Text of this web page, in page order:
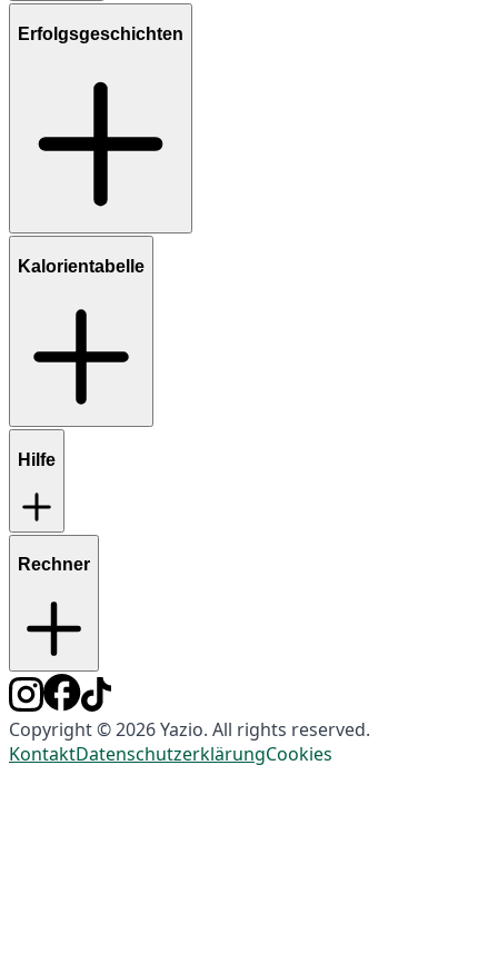
Erfolgsgeschichten
Kalorientabelle
Hilfe
Rechner
Copyright © 2026 Yazio. All rights reserved.
KontaktDatenschutzerklärungCookies